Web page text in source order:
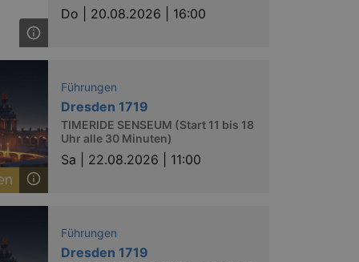
Do | 20.08.2026 | 16:00
Führungen
Dresden 1719
TIMERIDE SENSEUM (Start 11 bis 18
Uhr alle 30 Minuten)
Sa | 22.08.2026 | 11:00
Führungen
Dresden 1719
Analytics - which is a
used analytics service. This
assigning a randomly
in each page request
and campaign data for the
after 2 years, although
Analytics. This
no information is
update a unique value for
Analytics, according
rate - limiting the
after 10 minutes.